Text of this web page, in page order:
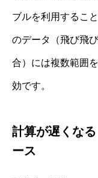
ブルを利用するこ
のデータ（飛び飛
合）には複数範囲
効です。
計算が遅くな
ース